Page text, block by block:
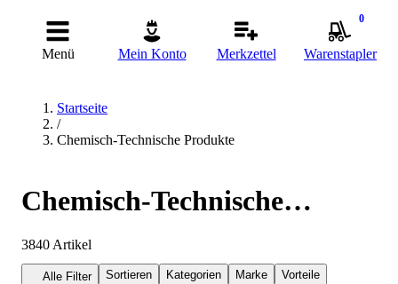
Menü Mein Konto Merkzettel
0
Warenstapler
Startseite
/
Chemisch-Technische Produkte
Chemisch-Technische
Produkte
3840 Artikel
Alle Filter Sortieren Kategorien Marke Vorteile